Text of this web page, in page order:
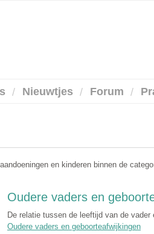
Nieuwtjes Forum
en kinderen binnen de
Oudere vaders en
De relatie tussen de leeftijd van de vader
Oudere vaders en geboorteafwijkingen